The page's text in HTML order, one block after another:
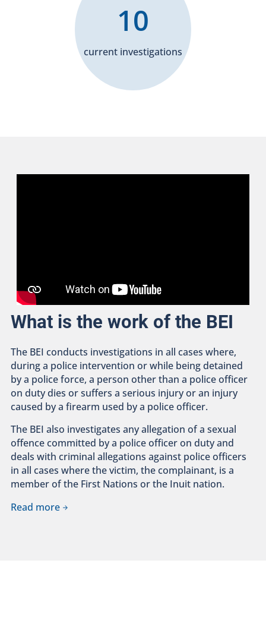
current investigations
10
What is the work of the BEI
The BEI conducts investigations in all cases where,
during a police intervention or while being detained
by a police force, a person other than a police officer
on duty dies or suffers a serious injury or an injury
caused by a firearm used by a police officer.
The BEI also investigates any allegation of a sexual
offence committed by a police officer on duty and
deals with criminal allegations against police officers
in all cases where the victim, the complainant, is a
member of the First Nations or the Inuit nation.
Read more